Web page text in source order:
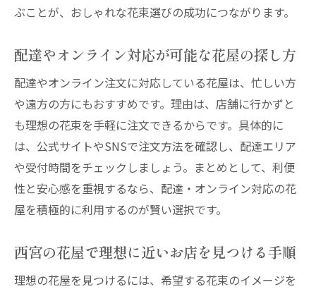
ぶことが、おしゃれな花束選びの成功につながります。
配達やオンライン対応が可能な花屋の探し方
配達やオンライン注文に対応している花屋は、忙しい方
や遠方の方にもおすすめです。理由は、店舗に行かずと
も理想の花束を手軽に注文できるからです。具体的に
は、公式サイトやSNSで注文方法を確認し、配達エリア
や受付時間をチェックしましょう。まとめとして、利便
性と安心感を重視するなら、配達・オンライン対応の花
屋を積極的に利用するのが賢い選択です。
西宮の花屋で理想に近いお店を見つける手順
理想の花屋を見つけるには、希望する花束のイメージを